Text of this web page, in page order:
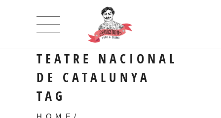
TEATRE NACIONAL
DE CATALUNYA
TAG
HOME /